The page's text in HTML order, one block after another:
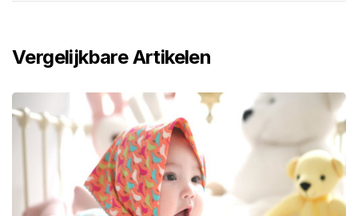
Vergelijkbare Artikelen